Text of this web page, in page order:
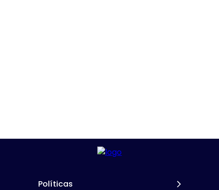
Políticas